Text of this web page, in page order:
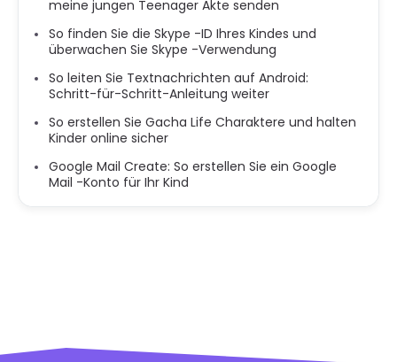
meine jungen Teenager Akte senden
So finden Sie die Skype -ID Ihres Kindes und
überwachen Sie Skype -Verwendung
So leiten Sie Textnachrichten auf Android:
Schritt-für-Schritt-Anleitung weiter
So erstellen Sie Gacha Life Charaktere und halten
Kinder online sicher
Google Mail Create: So erstellen Sie ein Google
Mail -Konto für Ihr Kind